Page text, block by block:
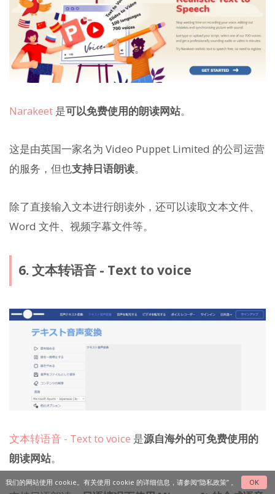
Narakeet 是可以免费使用的朗读网站。
这是由英国一家名为 Video Puppet Limited 的公司运营
的服务，但也支持日语朗读。
除了直接输入文本进行朗读外，还可以读取文本文件、
Word 文件、视频字幕文件等。
6. 文本转语音 - Text to voice
文本转语音 - Text to voice 是源自海外的可免费使用的
朗读网站。
我们的网站使用 cookie。有关使用 cookie 的详细信息，请参阅“隐私政策”。 OK